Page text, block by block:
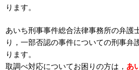
ります。
あいち刑事事件総合法律事務所の弁護
り，一部否認の事件についての刑事弁
ります。
取調べ対応についてお困りの方は， あ